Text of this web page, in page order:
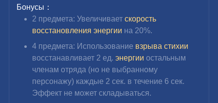
Бонусы：
2 предмета: Увеличивает скорость
восстановления энергии на 20%.
4 предмета: Использование взрыва стихии
восстанавливает 2 ед. энергии остальным
членам отряда (но не выбранному
персонажу) каждые 2 сек. в течение 6 сек.
Эффект не может складываться.